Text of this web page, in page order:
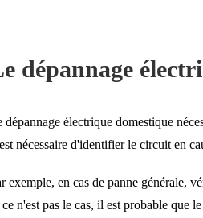
dépannage
dépannage électrique domestique
nécessaire d'identifier le circuit en
exemple, en cas de panne générale,
ce n'est pas le cas, il est probable que